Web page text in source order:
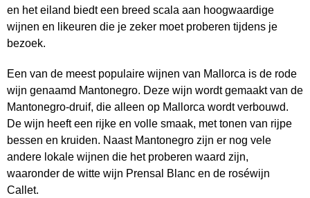
en het eiland biedt een breed scala aan hoogwaardige
wijnen en likeuren die je zeker moet proberen tijdens je
bezoek.
Een van de meest populaire wijnen van Mallorca is de rode
wijn genaamd Mantonegro. Deze wijn wordt gemaakt van de
Mantonegro-druif, die alleen op Mallorca wordt verbouwd.
De wijn heeft een rijke en volle smaak, met tonen van rijpe
bessen en kruiden. Naast Mantonegro zijn er nog vele
andere lokale wijnen die het proberen waard zijn,
waaronder de witte wijn Prensal Blanc en de roséwijn
Callet.